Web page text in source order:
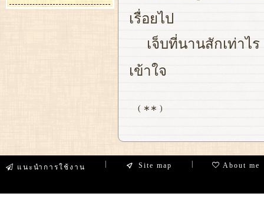
เรื่อยไป
เจ็บที่นานสักเท่าไ
เข้าใจ
( ∗∗ )
แนะนำการใช้งาน Site map About me